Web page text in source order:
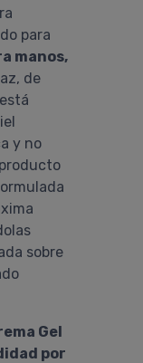
para
manos,
de
y no
sobre
Gel
por